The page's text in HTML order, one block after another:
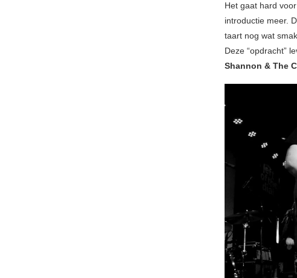
Het gaat hard voor
introductie meer.
taart nog wat
Deze “opdracht”
Shannon & The